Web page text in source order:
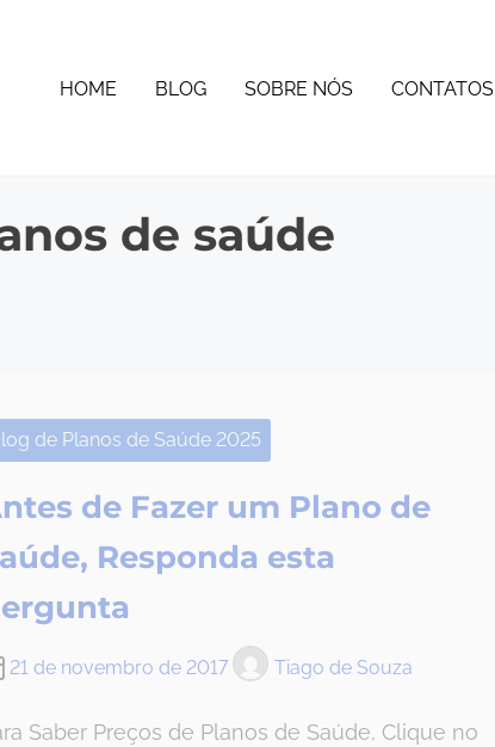
HOME BLOG SOBRE NÓS CONTATOS
de saúde
de Planos de Saúde 2025
de Fazer um Plano de
Responda esta
21 de novembro de 2017 Tiago de Souza
Saber Preços de Planos de Saúde, Clique no